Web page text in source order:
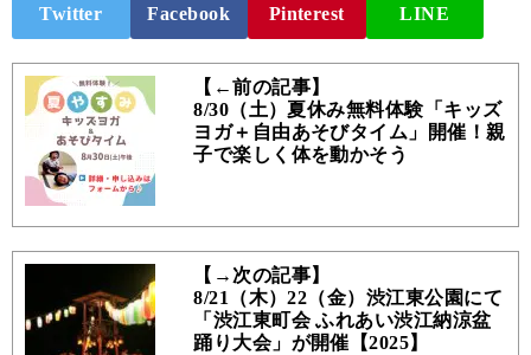
Twitter Facebook Pinterest LINE
【←前の記事】
8/30（土）夏休み無料体験「キッズ
ヨガ＋自由あそびタイム」開催！親
子で楽しく体を動かそう
【→次の記事】
8/21（木）22（金）渋江東公園にて
「渋江東町会 ふれあい渋江納涼盆
踊り大会」が開催【2025】